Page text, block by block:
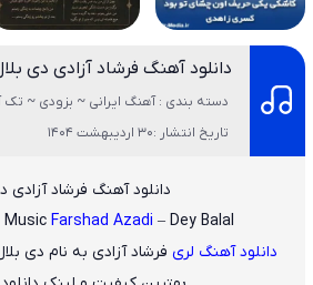
دانلود آهنگ فرشاد آزادی دی
دسته بندی : آهنگ ایرانی ~ بزودی ~ تک
تاریخ انتشار :30 اردیبهشت 1404
دانلود آهنگ فرشاد آزادی
Music Farshad Azadi – Dey Balal
دانلود آهنگ لری فرشاد آزادی به نام دی